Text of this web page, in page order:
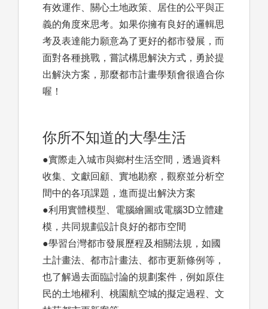
有效運作、關心土地政策、居住的公平與正
義的角度來思考。如果你擁有良好的邏輯思
考及表達能力願意為了更好的都市發展，而
面對各種挑戰，嘗試構思解決方式，勇於提
出解決方案，那麼都市計畫學類會很適合你
喔！
你所不知道的大學生活
●實際走入城市與鄉村生活空間，透過資料
收集、文獻回顧、實地勘察，觀察並分析空
間中的各項課題，進而提出解決方案
●利用實體模型、電腦繪圖或電腦3D立體建
模，共同規劃設計良好的都市空間
●學習台灣都市發展歷程及相關法規，如國
土計畫法、都市計畫法、都市更新條例等，
也了解過去面臨討論的規劃案件，例如原住
民的土地權利、桃園航空城的擬定過程、文